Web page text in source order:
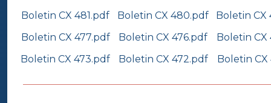
Boletin CX 481.pdf Boletin CX 480.pdf
Boletin CX
Boletin CX 477.pdf
Boletin CX 476.pdf
Boletin CX
Boletin CX 473.pdf
Boletin CX 472.pdf Boletin CX